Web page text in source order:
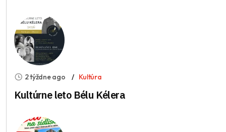
2 týždne ago Kultúra
Kultúrne leto Bélu Kélera